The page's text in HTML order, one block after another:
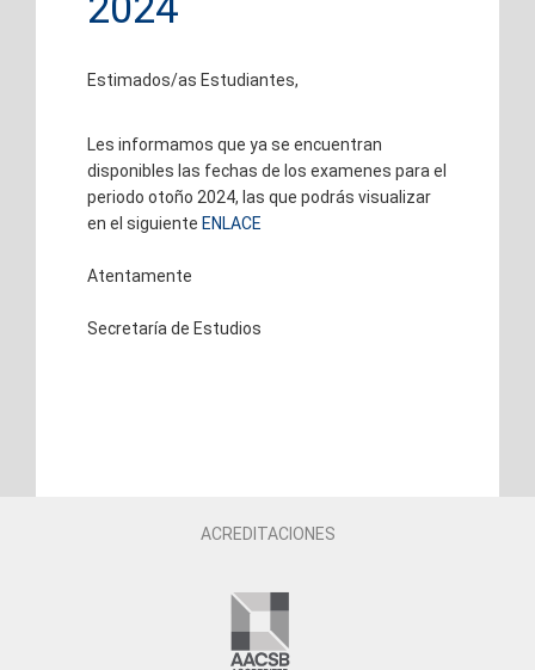
Estimados/as Estudiantes,
Les informamos que ya se encuentran
disponibles las fechas de los examenes para el
periodo otoño 2024, las que podrás visualizar
en el siguiente ENLACE
Atentamente
Secretaría de Estudios
ACREDITACIONES